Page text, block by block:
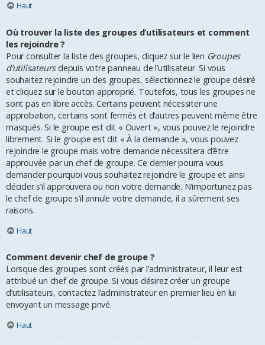
Haut
Où trouver la liste des groupes d’utilisateurs et comment
les rejoindre ?
Pour consulter la liste des groupes, cliquez sur le lien Groupes
d’utilisateursdepuis votre panneau de l’utilisateur. Si vous
souhaitez rejoindre un des groupes, sélectionnez le groupe désiré
et cliquez sur le bouton approprié. Toutefois, tous les groupes ne
sont pas en libre accès. Certains peuvent nécessiter une
approbation, certains sont fermés et d’autres peuvent même être
masqués. Si le groupe est dit « Ouvert », vous pouvez le rejoindre
librement. Si le groupe est dit « À la demande », vous pouvez
rejoindre le groupe mais votre demande nécessitera d’être
approuvée par un chef de groupe. Ce dernier pourra vous
demander pourquoi vous souhaitez rejoindre le groupe et ainsi
décider s’il approuvera ou non votre demande. N’importunez pas
le chef de groupe s’il annule votre demande, il a sûrement ses
raisons.
Haut
Comment devenir chef de groupe ?
Lorsque des groupes sont créés par l’administrateur, il leur est
attribué un chef de groupe. Si vous désirez créer un groupe
d’utilisateurs, contactez l’administrateur en premier lieu en lui
envoyant un message privé.
Haut